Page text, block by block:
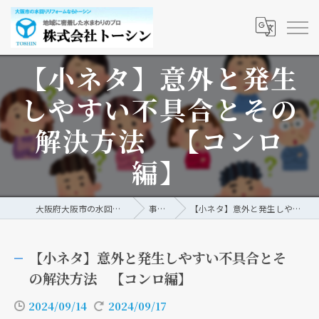
【小ネタ】意外と発生
しやすい不具合とその
解決方法 【コンロ
編】
大阪府大阪市の水回りリフォームなら株式会社トーシン 事例/ブログ 【小ネタ】意外と発生しやすい不具合とその解決方法 【コンロ編】
【小ネタ】意外と発生しやすい不具合とそ
の解決方法 【コンロ編】
2024/09/14 2024/09/17